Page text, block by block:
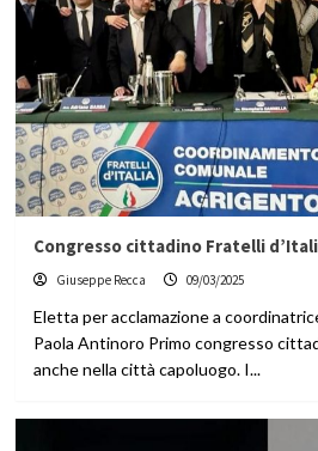
Congresso cittadino Fratelli
Giuseppe Recca 09/03/2025
Eletta per acclamazione a
Paola Antinoro Primo congresso
anche nella città capoluogo. I...